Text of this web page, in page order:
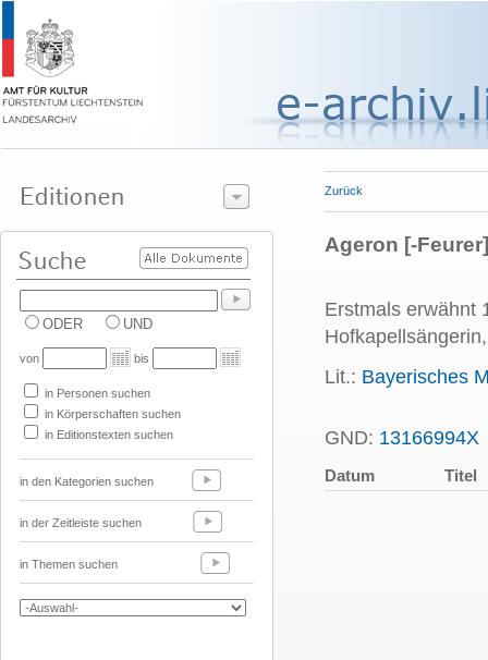
ODER UND
von bis
in Personen suchen
in Körperschaften suchen
in Editionstexten suchen
in den Kategorien suchen
in der Zeitleiste suchen
in Themen suchen
Zurück
Ageron [-
Erstmals erwähnt
Lit.: Bayerisches
GND: 13166994X
Datum Titel